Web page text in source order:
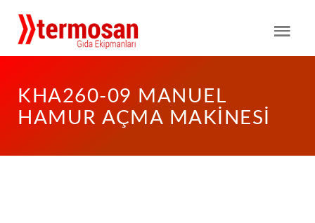
KHA260-09 MANUEL
HAMUR AÇMA MAKİNESİ